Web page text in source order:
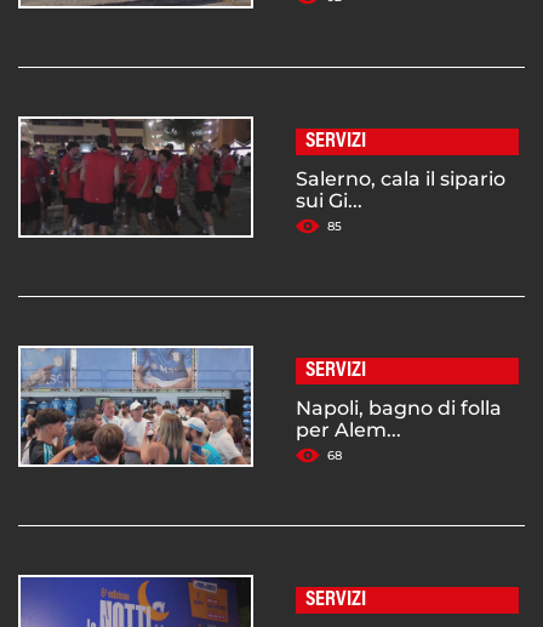
SERVIZI
Salerno, cala il sipario
sui Gi...
85
SERVIZI
Napoli, bagno di folla
per Alem...
68
SERVIZI